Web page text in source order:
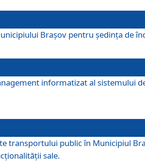
Braşov pentru ședința de
informatizat al sistemului
transportului public în Municipiul
sale.